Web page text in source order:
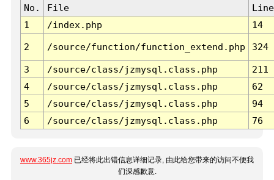
No. File
Line
1
/index.php 14
2 /source/function/function_extend.php 324
3 /source/class/jzmysql.class.php
211
4
/source/class/jzmysql.class.php
62
5
/source/class/jzmysql.class.php
94
6
/source/class/jzmysql.class.php 76
www.365jz.com 已经将此出错信息详细记录, 由此给您带来的访问不便我
们深感歉意.